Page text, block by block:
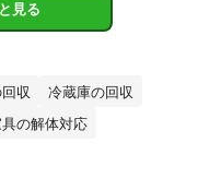
見る
収
冷蔵庫の回収
の解体対応